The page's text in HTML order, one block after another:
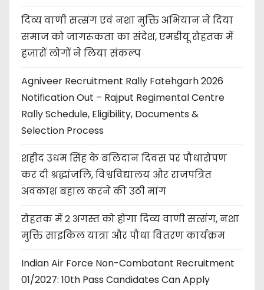
दिव्य वाणी सत्संग एवं नशा मुक्ति अभियान ने दिया
समाज को जागरूकता का संदेश, एमडीयू रोहतक में
हजारों लोगों ने लिया संकल्प
Agniveer Recruitment Rally Fatehgarh 2026
Notification Out – Rajput Regimental Centre
Rally Schedule, Eligibility, Documents &
Selection Process
शहीद उधम सिंह के बलिदान दिवस पर पौधारोपण
कर दी श्रद्धांजलि, विश्वविद्यालय और राजपत्रित
अवकाश बहाल करने की उठी मांग
रोहतक में 2 अगस्त को होगा दिव्य वाणी सत्संग, नशा
मुक्ति साइकिल यात्रा और पौधा वितरण कार्यक्रम
Indian Air Force Non-Combatant Recruitment
01/2027: 10th Pass Candidates Can Apply